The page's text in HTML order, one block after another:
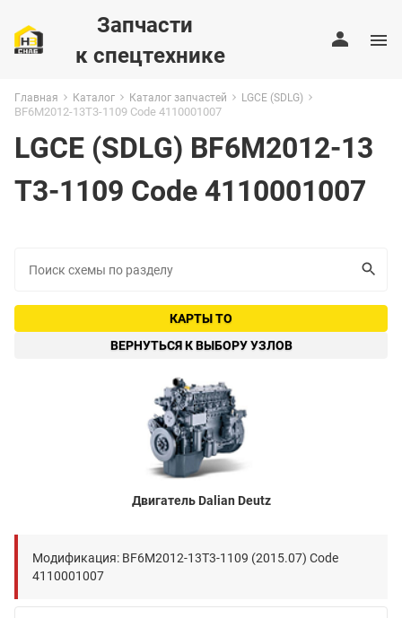
Запчасти
к спецтехнике
Главная Каталог Каталог запчастей LGCE (SDLG)
BF6M2012-13T3-1109 Code 4110001007
LGCE (SDLG) BF6M2012-13
T3-1109 Code 4110001007
КАРТЫ ТО
ВЕРНУТЬСЯ К ВЫБОРУ УЗЛОВ
Двигатель Dalian Deutz
Модификация: BF6M2012-13T3-1109 (2015.07) Code
4110001007